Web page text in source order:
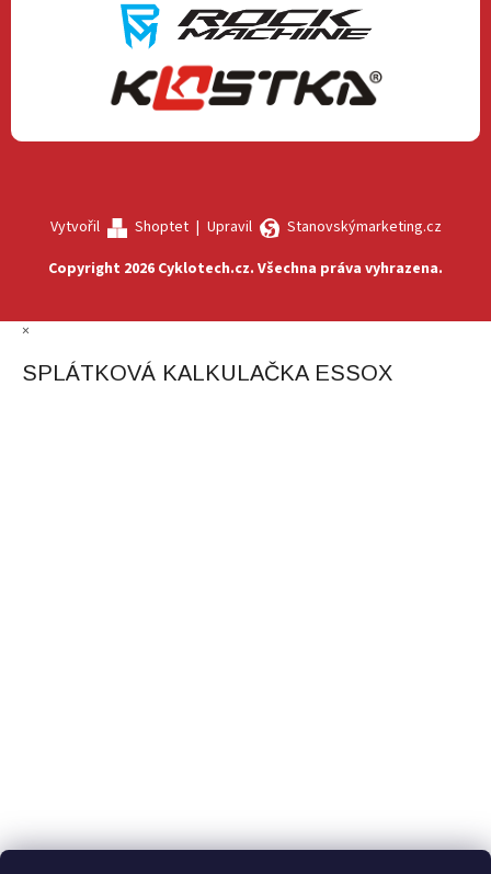
Vytvořil Shoptet| Upravil
Stanovskýmarketing.cz
Copyright 2026 Cyklotech.cz. Všechna práva vyhrazena.
×
SPLÁTKOVÁ KALKULAČKA ESSOX